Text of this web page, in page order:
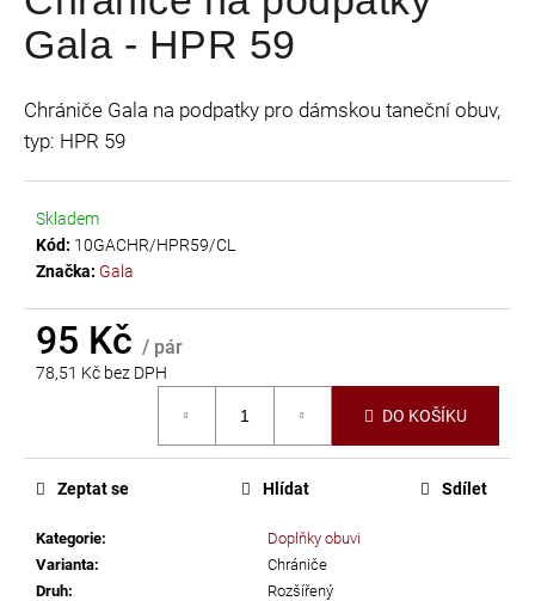
je
0,0
hvězdiček.
Gala - HPR 59
Chrániče Gala na podpatky pro dámskou taneční obuv,
typ: HPR 59
Skladem
Kód: 10GACHR/HPR59/CL
Značka: Gala
95 Kč / pár
78,51 Kč bez DPH
DO KOŠÍKU
Kategorie:
Doplňky obuvi
Varianta:
Chrániče
Druh:
Rozšířený
Zeptat se Hlídat Sdílet
a
j
t
?
D
o
č
u